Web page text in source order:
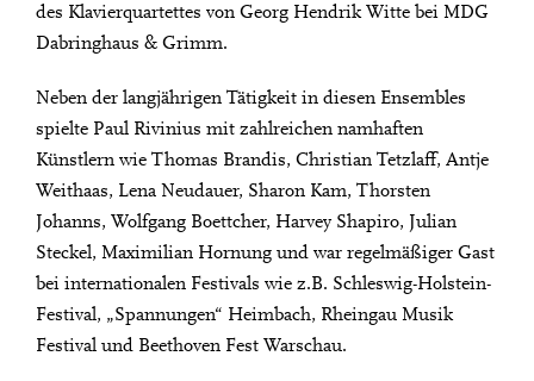
des Klavierquartettes von Georg Hendrik Witte bei MDG
Dabringhaus & Grimm.
Neben der langjährigen Tätigkeit in diesen Ensembles
spielte Paul Rivinius mit zahlreichen namhaften
Künstlern wie Thomas Brandis, Christian Tetzlaff, Antje
Weithaas, Lena Neudauer, Sharon Kam, Thorsten
Johanns, Wolfgang Boettcher, Harvey Shapiro, Julian
Steckel, Maximilian Hornung und war regelmäßiger Gast
bei internationalen Festivals wie z.B. Schleswig-Holstein-
Festival, „Spannungen“ Heimbach, Rheingau Musik
Festival und Beethoven Fest Warschau.